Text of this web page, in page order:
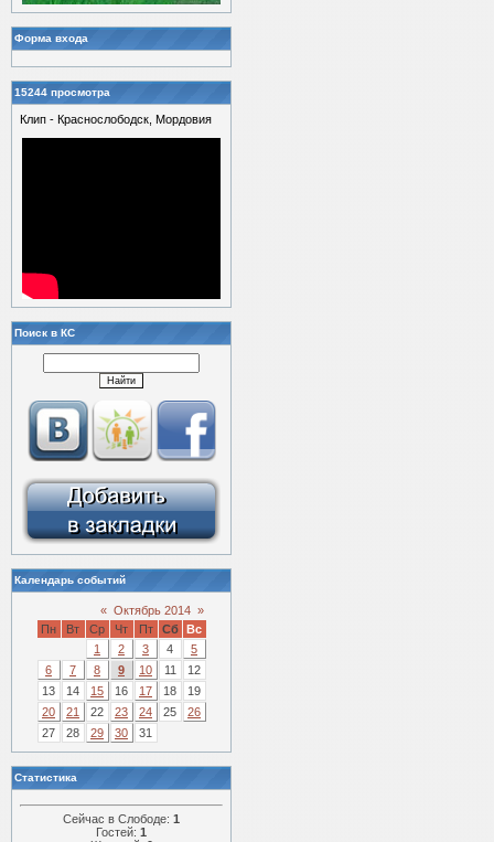
Форма входа
15244 просмотра
Клип - Краснослободск, Мордовия
Поиск в КС
Календарь событий
« Октябрь 2014 »
Пн
Вт Ср Чт Пт Сб
Вс
1
2 3 4
5
6
7 8 9 10 11
12
13
14 15 16 17 18
19
20
21 22 23 24 25
26
27
28 29 30 31
Статистика
Сейчас в Слободе: 1
Гостей: 1